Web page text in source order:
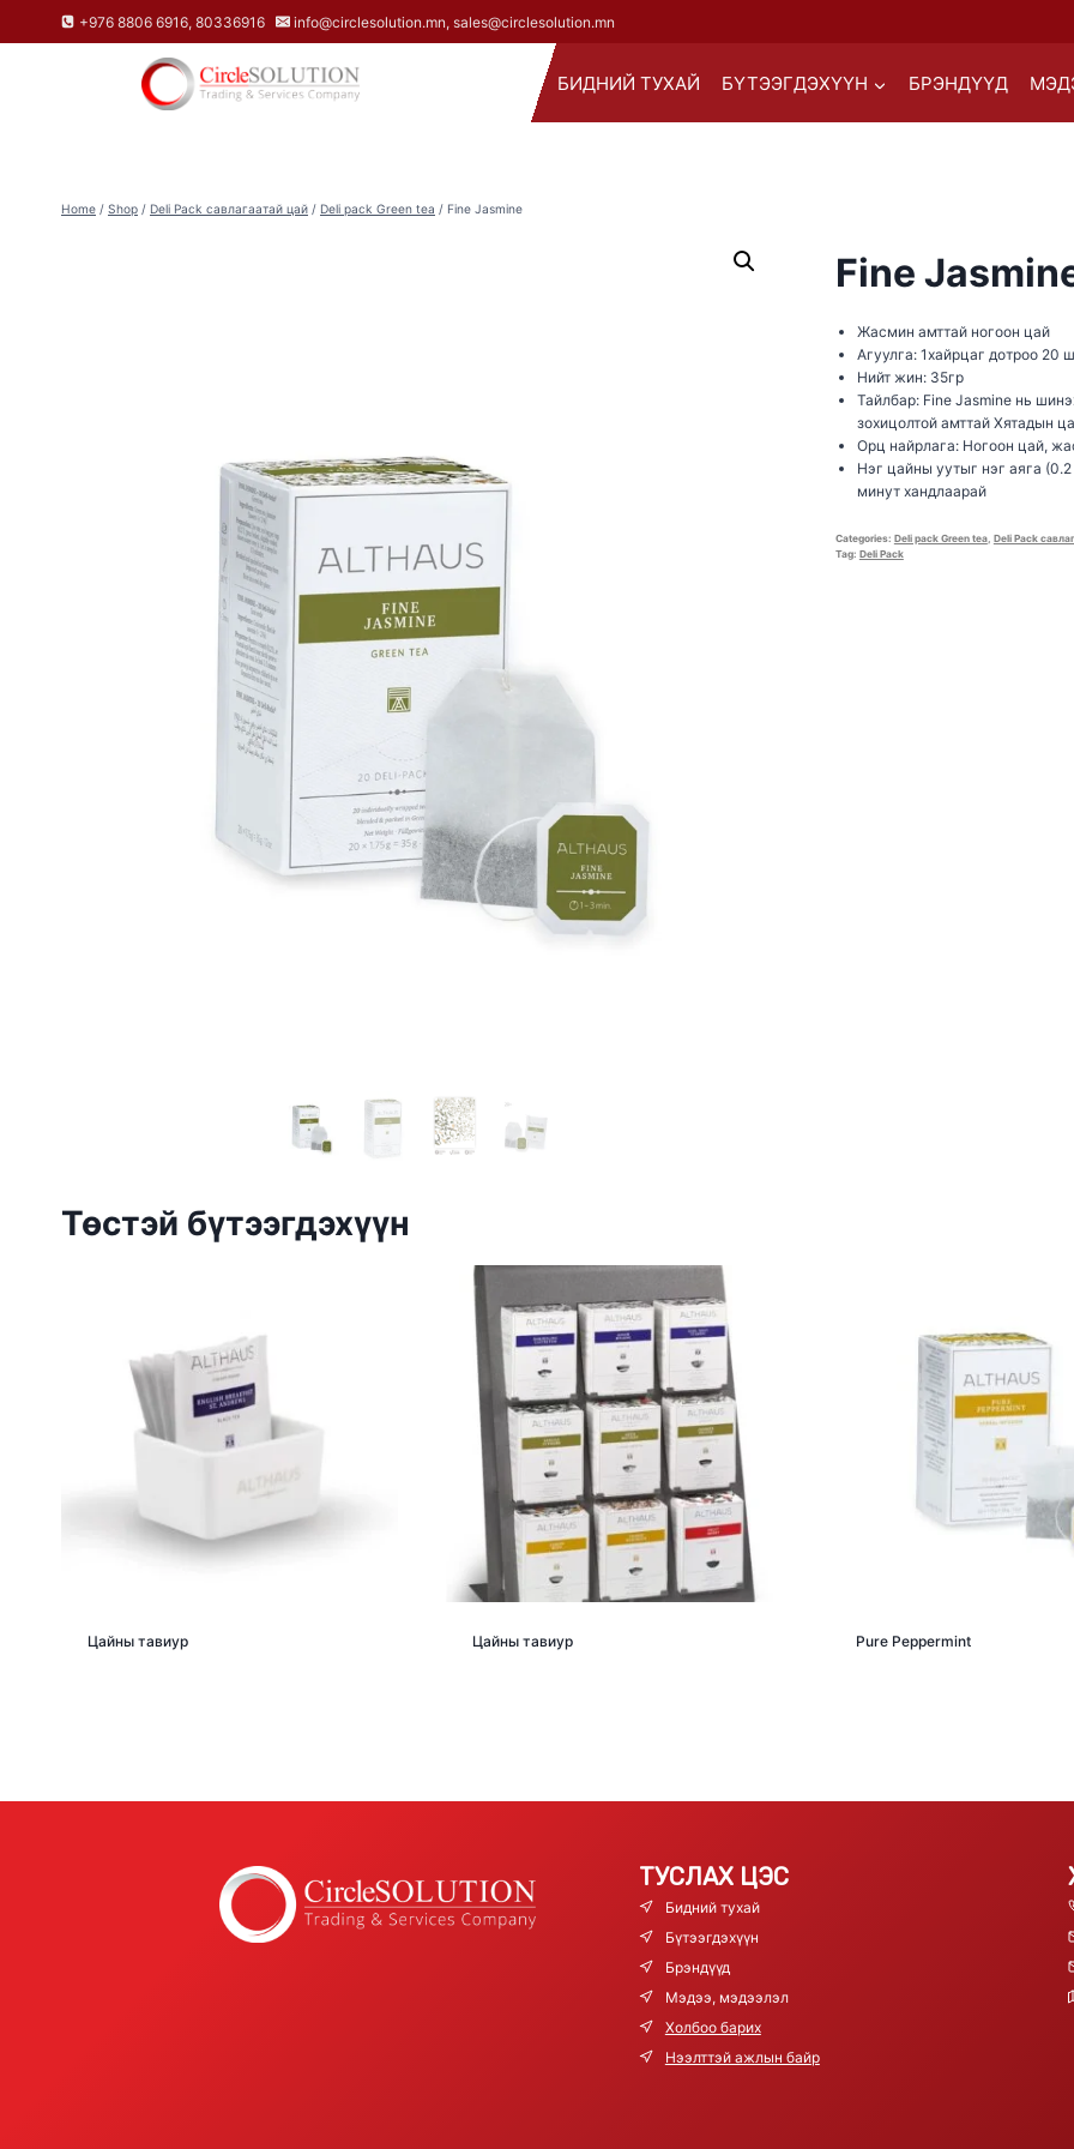
+976 8806 6916, 80336916 info@circlesolution.mn, sales@circlesolution.mn
БИДНИЙ ТУХАЙ БҮТЭЭГДЭХҮҮН БРЭНДҮҮД
Home / Shop / Deli Pack савлагаатай цай / Deli pack Green tea / Fine Jasmine
Fine
Жасмин амттай ногоон цай
Агуулга: 1хайрцаг дотроо 20
Нийт жин: 35гр
Тайлбар: Fine Jasmine нь
зохицолтой амттай Хятадын
Орц найрлага: Ногоон цай,
Нэг цайны уутыг нэг аяга
минут хандлаарай
Categories: Deli pack Green tea, Deli Pack
Tag: Deli Pack
Төстэй бүтээгдэхүүн
Цайны тавиур Цайны тавиур Pure Peppermint
ТУСЛАХ ЦЭС
Бидний тухай
Бүтээгдэхүүн
Брэндүүд
Мэдээ, мэдээлэл
Холбоо барих
Нээлттэй ажлын байр